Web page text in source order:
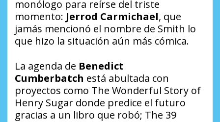
monólogo para reírse del triste
momento: Jerrod Carmichael, que
jamás mencionó el nombre de Smith lo
que hizo la situación aún más cómica.
La agenda de Benedict
Cumberbatch está abultada con
proyectos como The Wonderful Story of
Henry Sugar donde predice el futuro
gracias a un libro que robó; The 39